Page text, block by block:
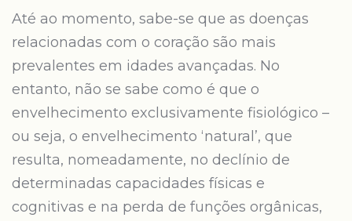
Até ao momento, sabe-se que as doenças
relacionadas com o coração são mais
prevalentes em idades avançadas. No
entanto, não se sabe como é que o
envelhecimento exclusivamente fisiológico –
ou seja, o envelhecimento ‘natural’, que
resulta, nomeadamente, no declínio de
determinadas capacidades físicas e
cognitivas e na perda de funções orgânicas,